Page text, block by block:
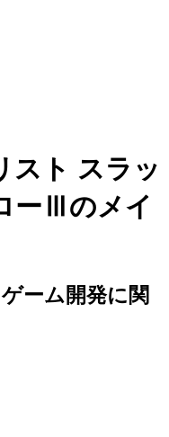
スト スラッ
ーⅢのメイ
ーム開発に関